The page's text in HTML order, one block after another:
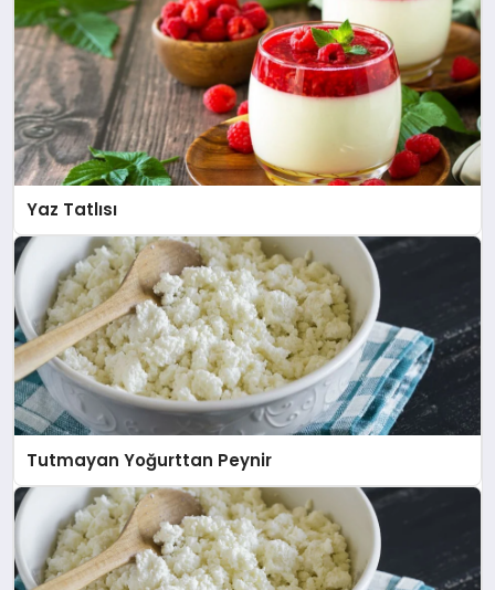
Yaz Tatlısı
Tutmayan Yoğurttan Peynir